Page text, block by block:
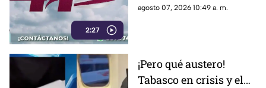
2:27
del mundo mientras profesan
agosto 07, 2026 10:49 a. m.
¡Pero qué austero!
Tabasco en crisis y el